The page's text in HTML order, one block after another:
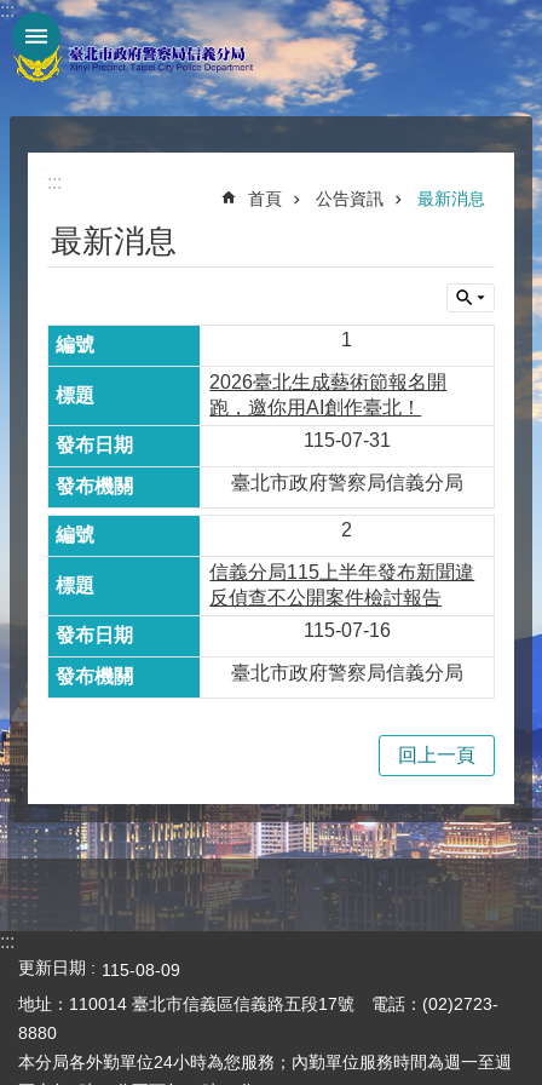
跳到主要內容區塊
:::
:::
首頁 公告資訊 最新消息
最新消息
1
2026臺北生成藝術節報名開
跑，邀你用AI創作臺北！
115-07-31
臺北市政府警察局信義分局
2
信義分局115上半年發布新聞違
反偵查不公開案件檢討報告
115-07-16
臺北市政府警察局信義分局
回上一頁
:::
更新日期
115-08-09
地址：110014 臺北市信義區信義路五段17號 電話：(02)2723-
8880
本分局各外勤單位24小時為您服務；內勤單位服務時間為週一至週